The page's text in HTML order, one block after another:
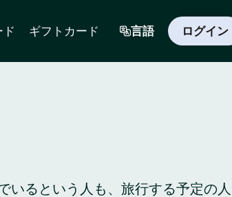
ド ギフトカード 言語 ログイン
るという人も、旅行する予定の